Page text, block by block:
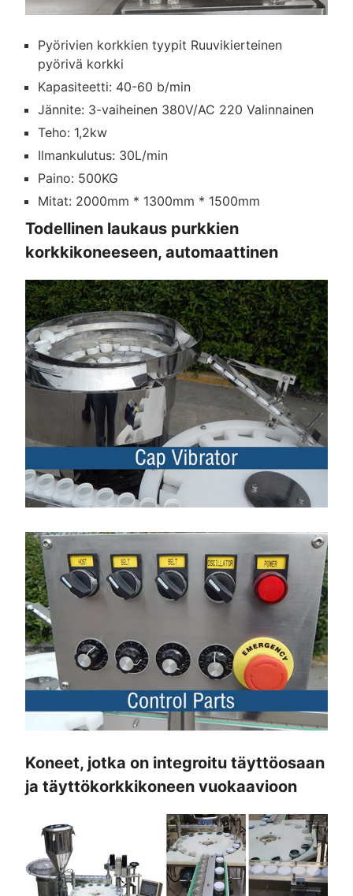
Pyörivien korkkien tyypit Ruuvikierteinen
pyörivä korkki
Kapasiteetti: 40-60 b/min
Jännite: 3-vaiheinen 380V/AC 220 Valinnainen
Teho: 1,2kw
Ilmankulutus: 30L/min
Paino: 500KG
Mitat: 2000mm * 1300mm * 1500mm
Todellinen laukaus purkkien
korkkikoneeseen, automaattinen
Koneet, jotka on integroitu täyttöosaan
ja täyttökorkkikoneen vuokaavioon